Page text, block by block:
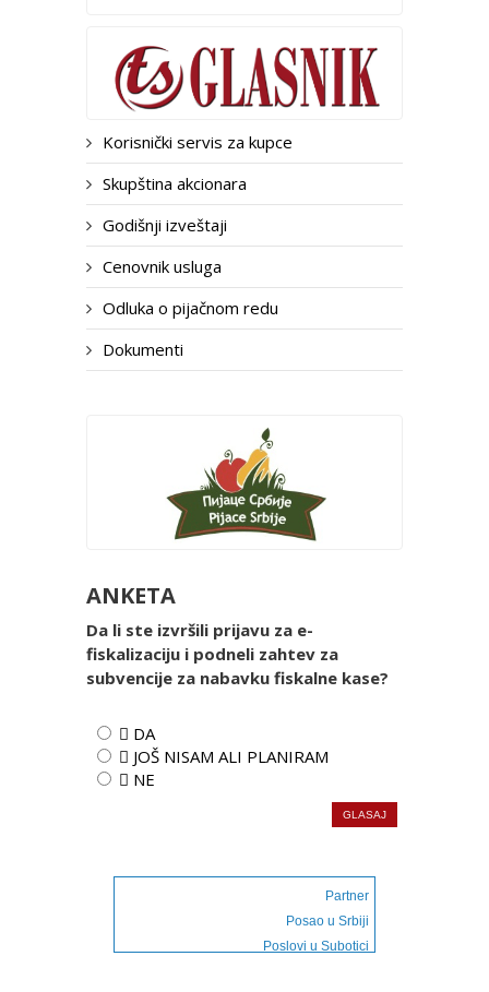
Korisnički servis za kupce
Skupština akcionara
Godišnji izveštaji
Cenovnik usluga
Odluka o pijačnom redu
Dokumenti
ANKETA
Da li ste izvršili prijavu za e-
fiskalizaciju i podneli zahtev za
subvencije za nabavku fiskalne kase?
 DA
 JOŠ NISAM ALI PLANIRAM
 NE
Partner
Posao u Srbiji
Poslovi u Subotici